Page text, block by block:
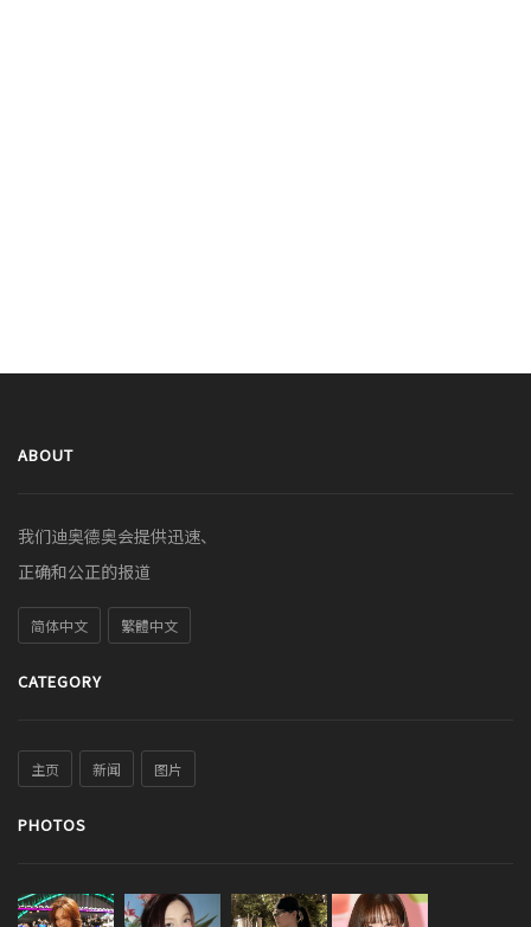
ABOUT
我们迪奥德奥会提供迅速、
正确和公正的报道
简体中文 繁體中文
CATEGORY
主页 新闻 图片
PHOTOS